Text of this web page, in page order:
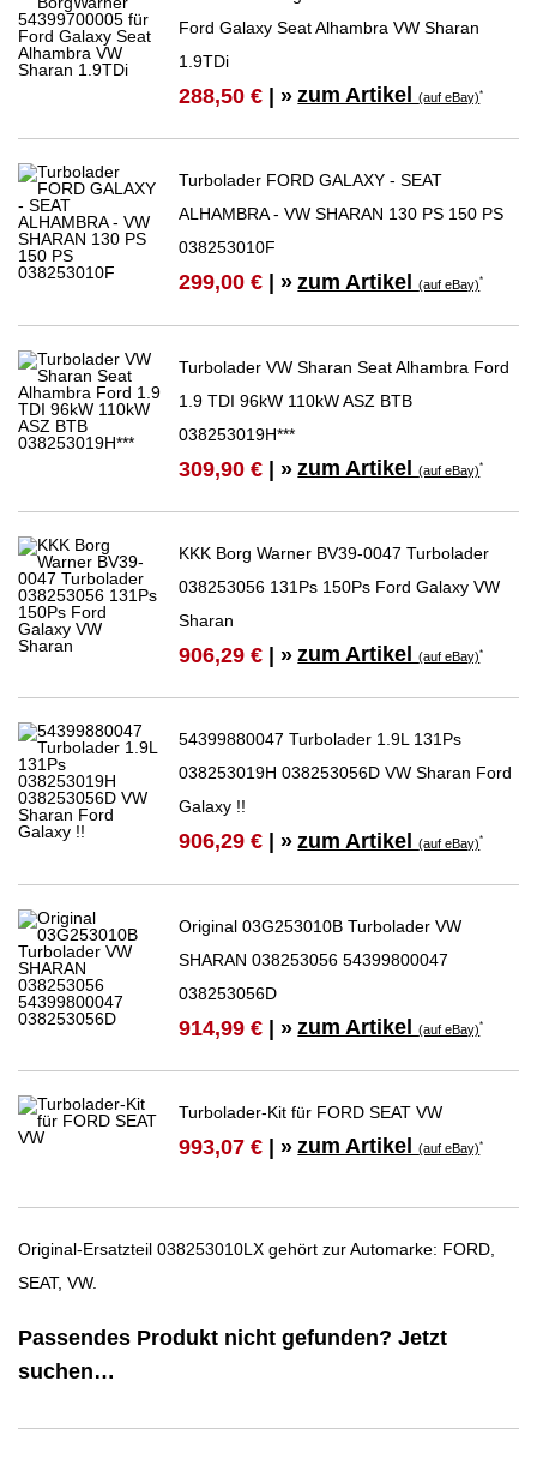
Ford Galaxy Seat Alhambra VW Sharan
1.9TDi
288,50 € | » zum Artikel(auf eBay)*
Turbolader FORD GALAXY - SEAT
ALHAMBRA - VW SHARAN 130 PS 150 PS
038253010F
299,00 € | » zum Artikel(auf eBay)*
Turbolader VW Sharan Seat Alhambra Ford
1.9 TDI 96kW 110kW ASZ BTB
038253019H***
309,90 € | » zum Artikel(auf eBay)*
KKK Borg Warner BV39-0047 Turbolader
038253056 131Ps 150Ps Ford Galaxy VW
Sharan
906,29 € | » zum Artikel(auf eBay)*
54399880047 Turbolader 1.9L 131Ps
038253019H 038253056D VW Sharan Ford
Galaxy !!
906,29 € | » zum Artikel(auf eBay)*
Original 03G253010B Turbolader VW
SHARAN 038253056 54399800047
038253056D
914,99 € | » zum Artikel(auf eBay)*
Turbolader-Kit für FORD SEAT VW
993,07 € | » zum Artikel(auf eBay)*
Original-Ersatzteil 038253010LX gehört zur Automarke: FORD,
SEAT, VW.
Passendes Produkt nicht gefunden? Jetzt
suchen…